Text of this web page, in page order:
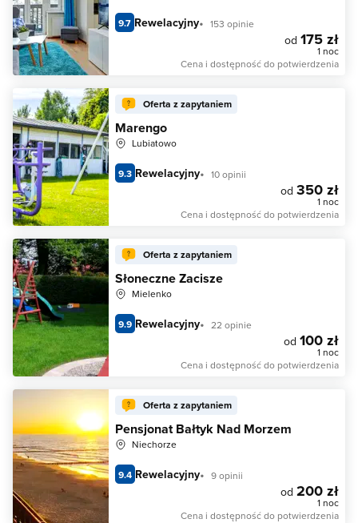
9.7 Rewelacyjny 153 opinie
od 175 zł
1 noc
Cena i dostępność do potwierdzenia
Oferta z zapytaniem
Marengo
Lubiatowo
9.3 Rewelacyjny 10 opinii
od 350 zł
1 noc
Cena i dostępność do potwierdzenia
Oferta z zapytaniem
Słoneczne Zacisze
Mielenko
9.9 Rewelacyjny 22 opinie
od 100 zł
1 noc
Cena i dostępność do potwierdzenia
Oferta z zapytaniem
Pensjonat Bałtyk Nad Morzem
Niechorze
9.4 Rewelacyjny 9 opinii
od 200 zł
1 noc
Cena i dostępność do potwierdzenia